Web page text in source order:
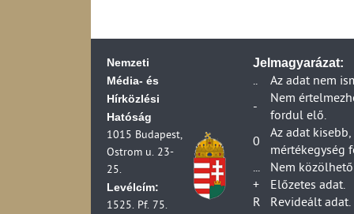
Digitális rádiós
Földfelszíni
Üzemelő
összesen (1990-
Földfelszíni
kisugárzott
Országos
lakosságának
Digitális televízió-
Kézikészülékhez
adás az
szerint (2007-
Az RTL- Klub
Az m1
Országos analóg
(1997-2012)
Országos analóg
(1990-2012)
Nemzeti
Média- és
Hírközlési
Hatóság
1015 Budapest,
Ostrom u. 23-
25.
Levélcím:
1525. Pf. 75.
Jelmagyarázat:
..
Az adat nem
-
Nem
fordul elő.
0
Az adat
mértékegység
...
Nem
+
Előzetes adat.
R
Revideált adat.